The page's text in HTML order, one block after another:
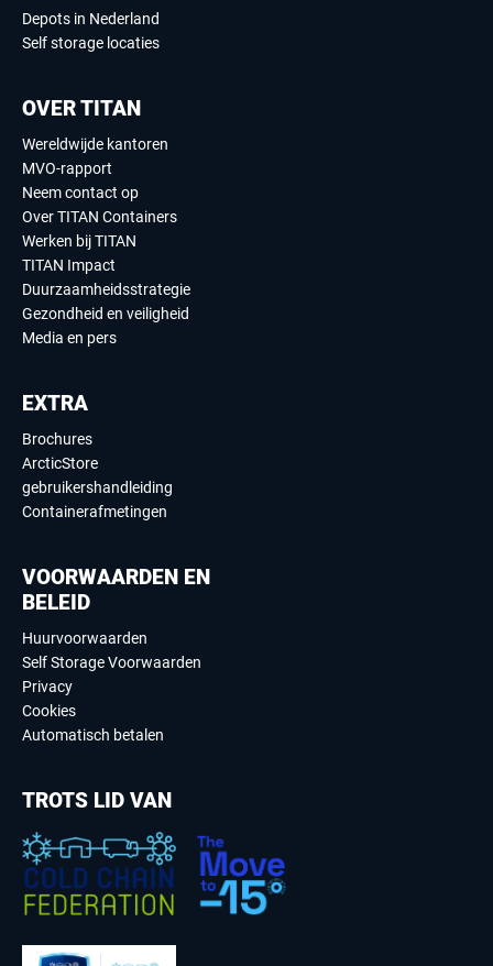
Depots in Nederland
Self storage locaties
OVER TITAN
Wereldwijde kantoren
MVO-rapport
Neem contact op
Over TITAN Containers
Werken bij TITAN
TITAN Impact
Duurzaamheidsstrategie
Gezondheid en veiligheid
Media en pers
EXTRA
Brochures
ArcticStore
gebruikershandleiding
Containerafmetingen
VOORWAARDEN EN
BELEID
Huurvoorwaarden
Self Storage Voorwaarden
Privacy
Cookies
Automatisch betalen
TROTS LID VAN